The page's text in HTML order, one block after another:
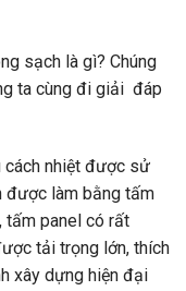
sạch là gì? Chúng
ta cùng đi giải đáp
cách nhiệt được sử
được làm bằng tấm
tấm panel có rất
tải trọng lớn, thích
xây dựng hiện đại